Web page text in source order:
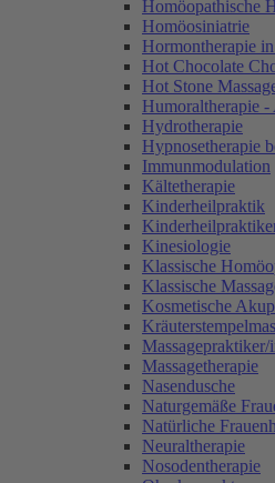
Homöopathische
Homöosiniatrie
Hormontherapie
Hot Chocolate
Hot Stone
Humoraltherapie -
Hydrotherapie
Hypnosetherapie
Immunmodulation
Kältetherapie
Kinderheilpraktik
Kinesiologie
Klassische
Klassische
Kosmetische
Massagepraktiker/
Massagetherapie
Nasendusche
Naturgemäße
Natürliche
Neuraltherapie
Nosodentherapie